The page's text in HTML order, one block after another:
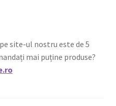
site-ul nostru este de 5
mai puține produse?